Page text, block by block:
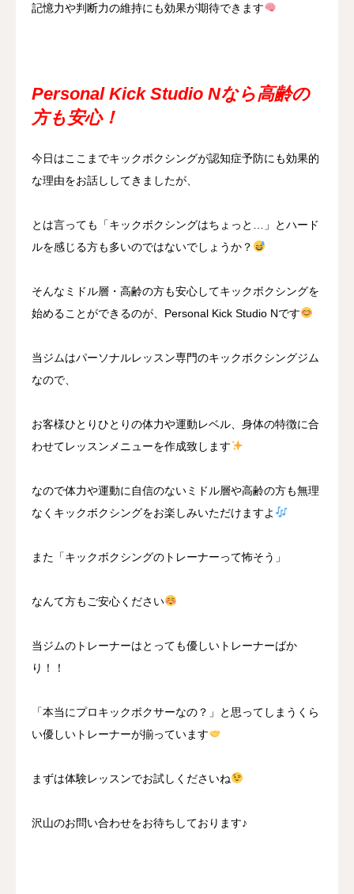
記憶力や判断力の維持にも効果が期待できます
Personal Kick Studio Nなら高齢の
方も安心！
今日はここまでキックボクシングが認知症予防にも効果的
な理由をお話ししてきましたが、
とは言っても「キックボクシングはちょっと…」とハード
ルを感じる方も多いのではないでしょうか？
そんなミドル層・高齢の方も安心してキックボクシングを
始めることができるのが、Personal Kick Studio Nです
当ジムはパーソナルレッスン専門のキックボクシングジム
なので、
お客様ひとりひとりの体力や運動レベル、身体の特徴に合
わせてレッスンメニューを作成致します
なので体力や運動に自信のないミドル層や高齢の方も無理
なくキックボクシングをお楽しみいただけますよ
また「キックボクシングのトレーナーって怖そう」
なんて方もご安心ください
当ジムのトレーナーはとっても優しいトレーナーばか
り！！
「本当にプロキックボクサーなの？」と思ってしまうくら
い優しいトレーナーが揃っています
まずは体験レッスンでお試しくださいね
沢山のお問い合わせをお待ちしております♪